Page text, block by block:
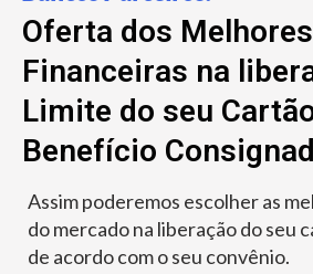
Oferta dos
Financeiras na
Limite do seu
Benefício
Assim poderemos escolher as
do mercado na liberação do seu
de acordo com o seu convênio.